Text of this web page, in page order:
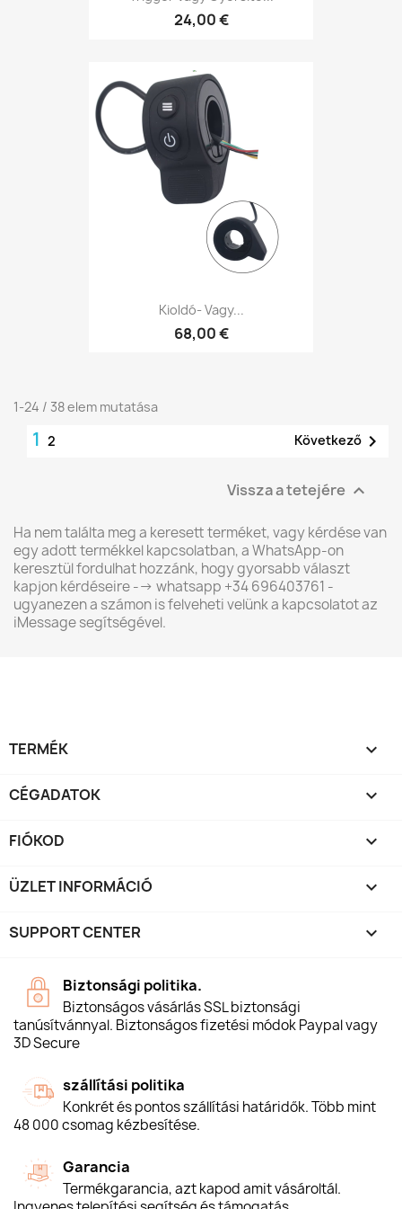
24,00 €
Kioldó- Vagy...
68,00 €
1-24 / 38 elem mutatása
1 2 Következő 
Vissza a tetejére 
Ha nem találta meg a keresett terméket, vagy kérdése van
egy adott termékkel kapcsolatban, a WhatsApp-on
keresztül fordulhat hozzánk, hogy gyorsabb választ
kapjon kérdéseire --> whatsapp +34 696403761 -
ugyanezen a számon is felveheti velünk a kapcsolatot az
iMessage segítségével.
TERMÉK 
CÉGADATOK 
FIÓKOD 
ÜZLET INFORMÁCIÓ keyboard_arrow_down
SUPPORT CENTER 
Biztonsági politika.
Biztonságos vásárlás SSL biztonsági
tanúsítvánnyal. Biztonságos fizetési módok Paypal vagy
3D Secure
szállítási politika
Konkrét és pontos szállítási határidők. Több mint
48 000 csomag kézbesítése.
Garancia
Termékgarancia, azt kapod amit vásároltál.